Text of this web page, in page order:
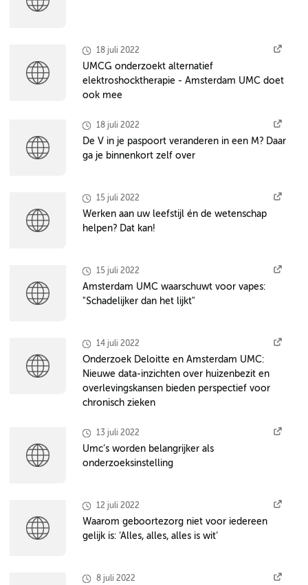
18 juli 2022
UMCG onderzoekt alternatief
elektroshocktherapie - Amsterdam UMC doet
ook mee
18 juli 2022
De V in je paspoort veranderen in een M? Daar
ga je binnenkort zelf over
15 juli 2022
Werken aan uw leefstijl én de wetenschap
helpen? Dat kan!
15 juli 2022
Amsterdam UMC waarschuwt voor vapes:
"Schadelijker dan het lijkt"
14 juli 2022
Onderzoek Deloitte en Amsterdam UMC:
Nieuwe data-inzichten over huizenbezit en
overlevingskansen bieden perspectief voor
chronisch zieken
13 juli 2022
Umc’s worden belangrijker als
onderzoeksinstelling
12 juli 2022
Waarom geboortezorg niet voor iedereen
gelijk is: ‘Alles, alles, alles is wit’
8 juli 2022